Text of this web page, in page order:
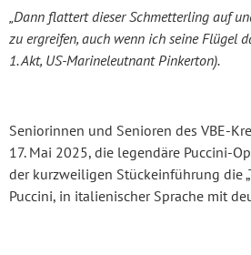
„Dann flattert dieser Schmetterling auf
zu ergreifen, auch wenn ich seine Flügel
1. Akt, US-Marineleutnant Pinkerton).
Seniorinnen und Senioren des VBE-
17. Mai 2025, die legendäre Puccini-
der kurzweiligen Stückeinführung die
Puccini, in italienischer Sprache mit